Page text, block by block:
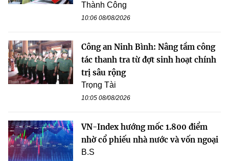
Thành Công
10:06 08/08/2026
Công an Ninh Bình: Nâng tầm công
tác thanh tra từ đợt sinh hoạt chính
trị sâu rộng
Trọng Tài
10:05 08/08/2026
VN-Index hướng mốc 1.800 điểm
nhờ cổ phiếu nhà nước và vốn ngoại
B.S